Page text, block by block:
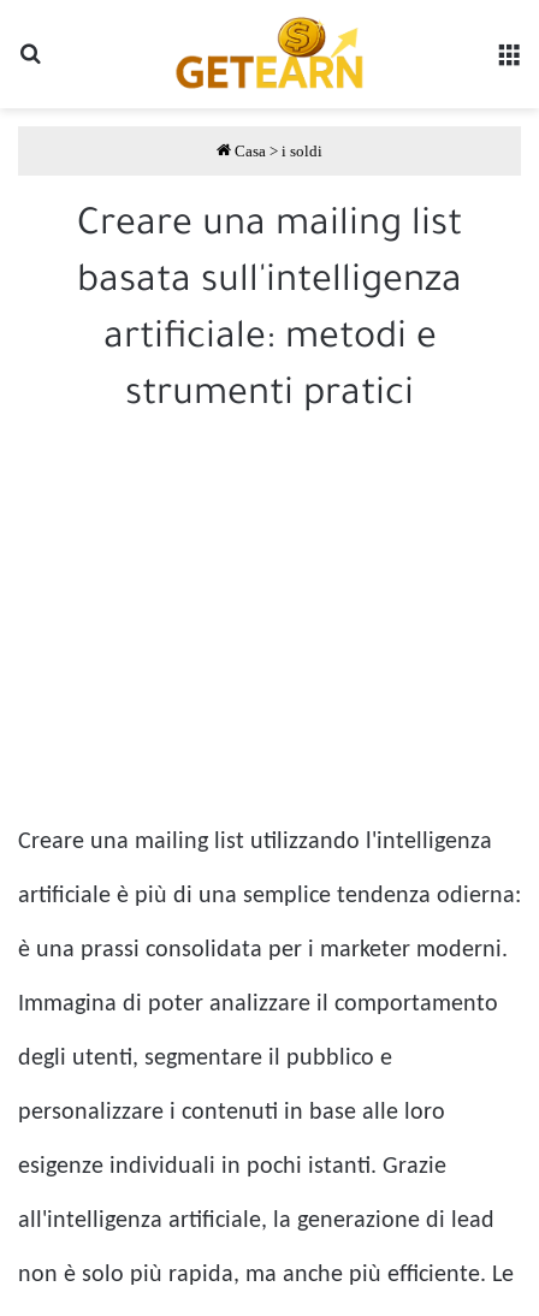
Casa > i soldi
Creare una mailing list
basata sull'intelligenza
artificiale: metodi e
strumenti pratici
Creare una mailing list utilizzando l'intelligenza
artificiale è più di una semplice tendenza odierna:
è una prassi consolidata per i marketer moderni.
Immagina di poter analizzare il comportamento
degli utenti, segmentare il pubblico e
personalizzare i contenuti in base alle loro
esigenze individuali in pochi istanti. Grazie
all'intelligenza artificiale, la generazione di lead
non è solo più rapida, ma anche più efficiente. Le